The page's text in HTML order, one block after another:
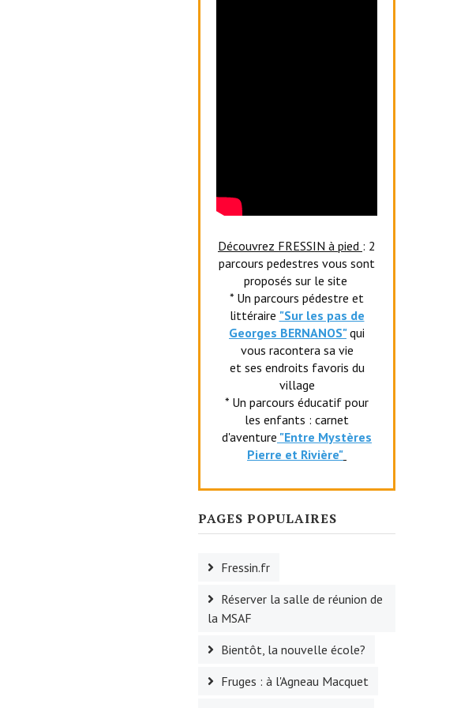
Découvrez FRESSIN à pied : 2
parcours pedestres vous sont
proposés sur le site
* Un parcours pédestre et
littéraire "Sur les pas de
Georges BERNANOS" qui
vous racontera sa vie
et ses endroits favoris du
village
* Un parcours éducatif pour
les enfants : carnet
d'aventure "Entre Mystères
Pierre et Rivière"
PAGES POPULAIRES
Fressin.fr
Réserver la salle de réunion de
la MSAF
Bientôt, la nouvelle école?
Fruges : à l'Agneau Macquet